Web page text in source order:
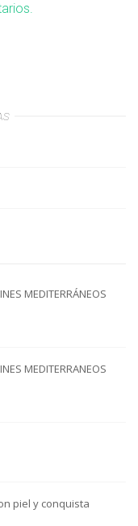
MEDITERRÁNEOS
MEDITERRANEOS
piel y conquista